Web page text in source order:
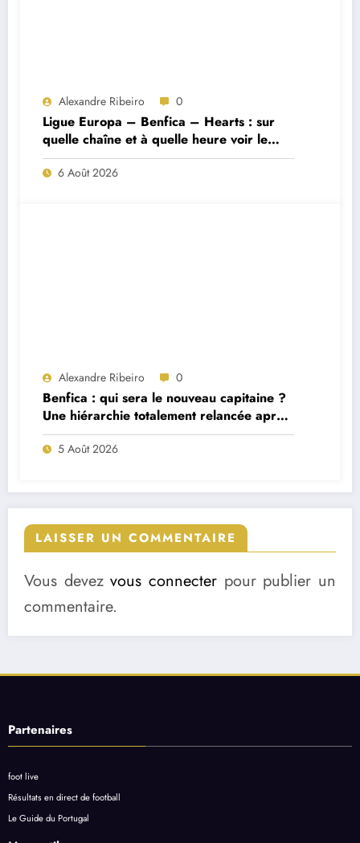
Alexandre Ribeiro 0
Ligue Europa – Benfica – Hearts : sur
quelle chaîne et à quelle heure voir le
match ?
6 Août 2026
Alexandre Ribeiro 0
Benfica : qui sera le nouveau capitaine ?
Une hiérarchie totalement relancée après
deux départs majeurs
5 Août 2026
LAISSER UN COMMENTAIRE
Vous devezvous connecter pour publier un
commentaire.
Partenaires
foot live
Résultats en direct de football
Le Guide du Portugal